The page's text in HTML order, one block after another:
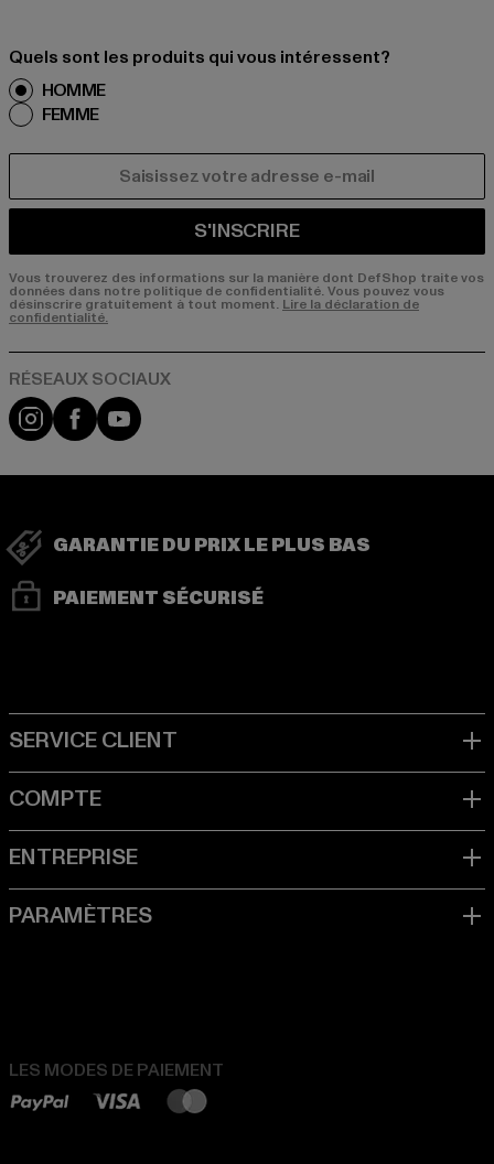
Quels sont les produits qui vous intéressent?
HOMME
FEMME
S'INSCRIRE
Vous trouverez des informations sur la manière dont DefShop traite vos
données dans notre politique de confidentialité. Vous pouvez vous
désinscrire gratuitement à tout moment. Lire la déclaration de
confidentialité.
Visit our Instagram page:
Visit our Facebook page:
Visit our YouTube channel:
GARANTIE DU PRIX LE PLUS BAS
PAIEMENT SÉCURISÉ
LES MODES DE PAIEMENT